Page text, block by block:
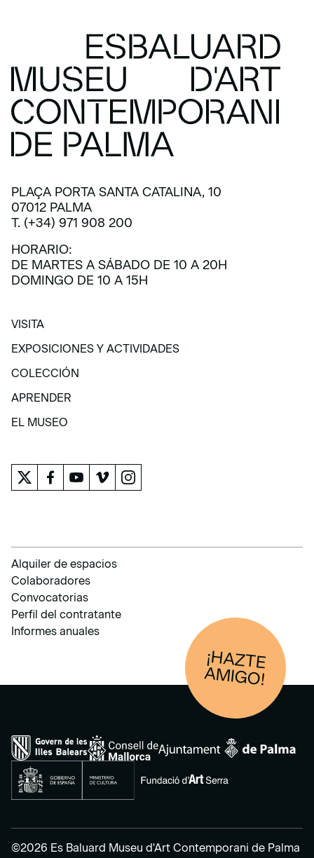
PLAÇA PORTA SANTA CATALINA, 10
07012 PALMA
T. (+34) 971 908 200
HORARIO:
DE MARTES A SÁBADO DE 10 A 20H
DOMINGO DE 10 A 15H
VISITA
VISITA
EXPOSICIONES Y ACTIVIDADES
EXPOSICIONES Y ACTIVIDADES
COLECCIÓN
COLECCIÓN
APRENDER
APRENDER
EL MUSEO
Alquiler de espacios
Colaboradores
Convocatorias
Perfil del contratante
Informes anuales
¡HAZTE
AM
IGO!
©2026 Es Baluard Museu d'Art Contemporani de Palma